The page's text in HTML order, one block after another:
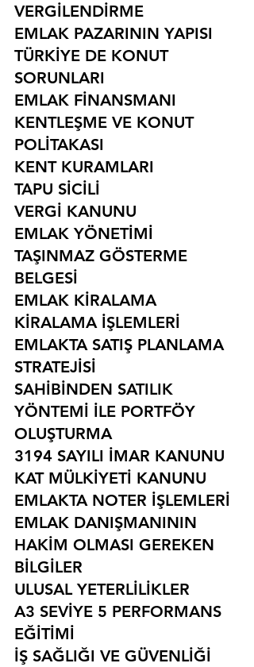
VERGİLENDİRME
EMLAK PAZARININ YAPISI
TÜRKİYE DE KONUT
SORUNLARI
EMLAK FİNANSMANI
KENTLEŞME VE KONUT
POLİTAKASI
KENT KURAMLARI
TAPU SİCİLİ
VERGİ KANUNU
EMLAK YÖNETİMİ
TAŞINMAZ GÖSTERME
BELGESİ
EMLAK KİRALAMA
KİRALAMA İŞLEMLERİ
EMLAKTA SATIŞ PLANLAMA
STRATEJİSİ
SAHİBİNDEN SATILIK
YÖNTEMİ İLE PORTFÖY
OLUŞTURMA
3194 SAYILI İMAR KANUNU
KAT MÜLKİYETİ KANUNU
EMLAKTA NOTER İŞLEMLERİ
EMLAK DANIŞMANININ
HAKİM OLMASI GEREKEN
BİLGİLER
ULUSAL YETERLİLİKLER
A3 SEVİYE 5 PERFORMANS
EĞİTİMİ
İŞ SAĞLIĞI VE GÜVENLİĞİ